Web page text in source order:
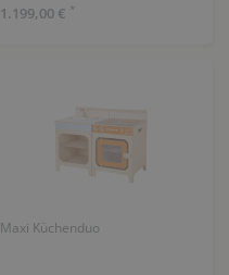
1.199,00 € *
Maxi Küchenduo